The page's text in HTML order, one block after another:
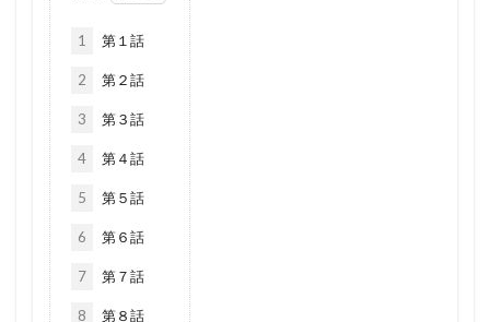
1 第１話
2 第２話
3 第３話
4 第４話
5 第５話
6 第６話
7 第７話
8 第８話